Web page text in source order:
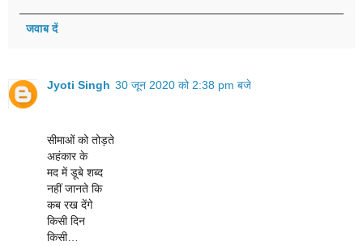
जवाब दें
Jyoti Singh 30 जून 2020 को 2:38 pm बजे
सीमाओं को तोड़ते
अहंकार के
मद में डूबे शब्द
नहीं जानते कि
कब रख देंगे
किसी दिन
किसी…